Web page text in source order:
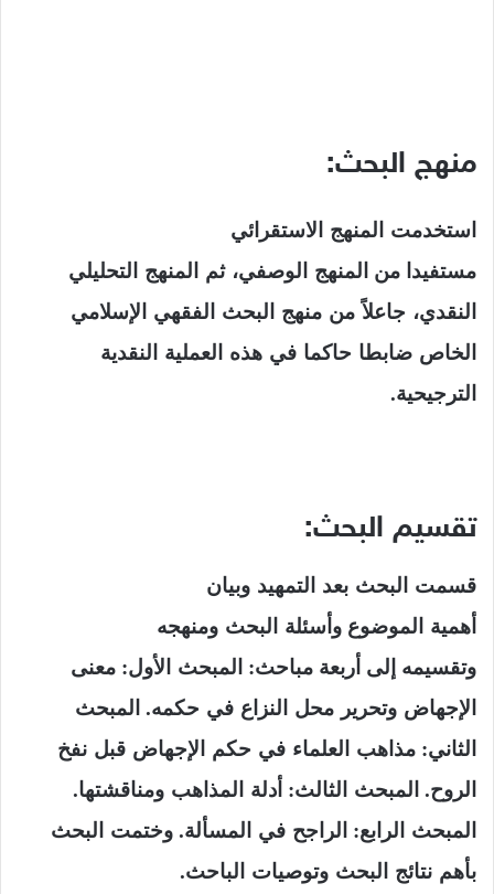
منهج البحث:
استخدمت المنهج
الاستقرائي
مستفيدا من المنهج
الوصفي، ثم المنهج
التحليلي
النقدي، جاعلاً من منهج البحث الفقهي
الإسلامي
الخاص ضابطا حاكما في هذه العملية
النقدية
الترجيحية.
تقسيم البحث:
قسمت البحث بعد التمهيد وبيان
أهمية
الموضوع وأسئلة البحث ومنهجه
وتقسيمه إلى أربعة مباحث: المبحث
الأول: معنى
الإجهاض وتحرير محل النزاع في حكمه. المبحث
الثاني: مذاهب العلماء في حكم الإجهاض قبل نفخ
الروح. المبحث الثالث: أدلة المذاهب ومناقشتها.
المبحث
الرابع: الراجح في المسألة. وختمت
البحث
بأهم نتائج البحث وتوصيات الباحث.